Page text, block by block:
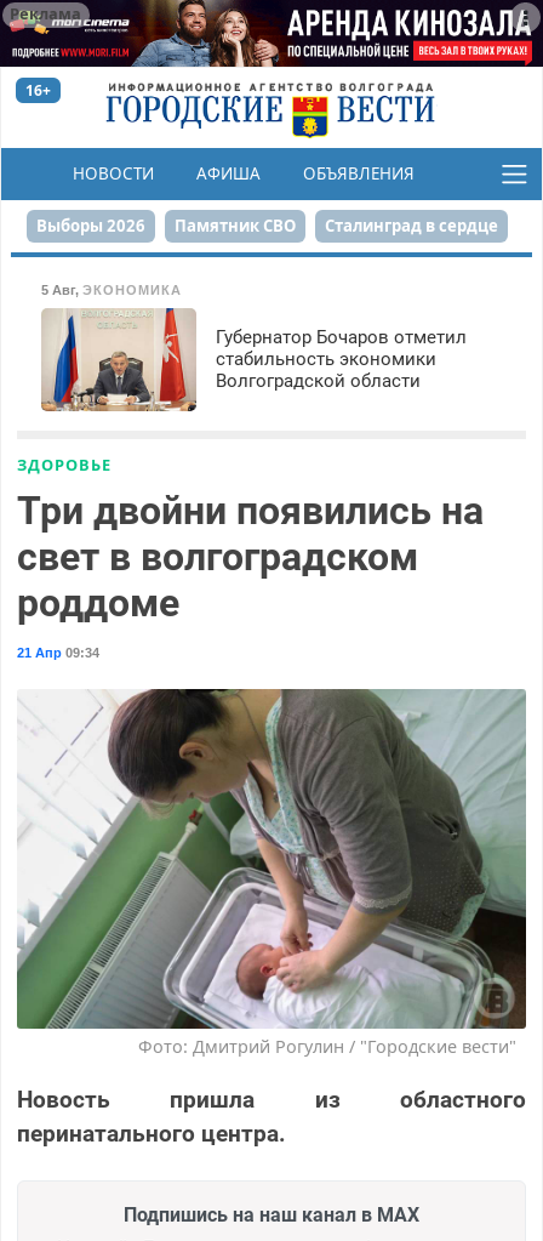
Реклама
16+
НОВОСТИ АФИША ОБЪЯВЛЕНИЯ
КОНКУРСЫ
Выборы 2026 Памятник СВО Сталинград в сердце
Реконструкция ЦПКиО На службе городу
80-летие Победы Парк Героев-летчиков
5 Авг, ЭКОНОМИКА
Губернатор Бочаров отметил
стабильность экономики
Волгоградской области
ЗДОРОВЬЕ
Три двойни появились на
свет в волгоградском
роддоме
21 Апр09:34
Фото: Дмитрий Рогулин / "Городские вести"
Новость пришла из областного
перинатального центра.
Подпишись на наш канал в MAX